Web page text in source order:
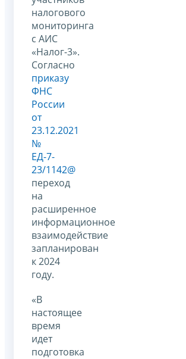
налогового
мониторинга
с АИС
«Налог-3».
Согласно
приказу
ФНС
России
от
23.12.2021
№
ЕД-7-
23/1142@
переход
на
расширенное
информационное
взаимодействие
запланирован
к 2024
году.
«В
настоящее
время
идет
подготовка